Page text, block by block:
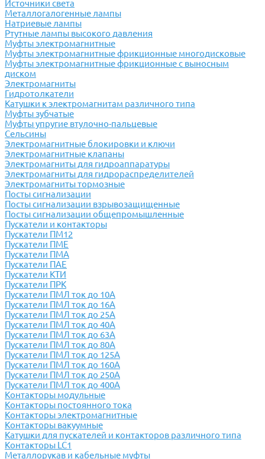
Источники света
Металлогалогенные лампы
Натриевые лампы
Ртутные лампы высокого давления
Муфты электромагнитные
Муфты электромагнитные фрикционные многодисковые
Муфты электромагнитные фрикционные с выносным
диском
Электромагниты
Гидротолкатели
Катушки к электромагнитам различного типа
Муфты зубчатые
Муфты упругие втулочно-пальцевые
Сельсины
Электромагнитные блокировки и ключи
Электромагнитные клапаны
Электромагниты для гидроаппаратуры
Электромагниты для гидрораспределителей
Электромагниты тормозные
Посты сигнализации
Посты сигнализации взрывозащищенные
Посты сигнализации общепромышленные
Пускатели и контакторы
Пускатели ПМ12
Пускатели ПМЕ
Пускатели ПМА
Пускатели ПАЕ
Пускатели КТИ
Пускатели ПРК
Пускатели ПМЛ ток до 10А
Пускатели ПМЛ ток до 16А
Пускатели ПМЛ ток до 25А
Пускатели ПМЛ ток до 40А
Пускатели ПМЛ ток до 63А
Пускатели ПМЛ ток до 80А
Пускатели ПМЛ ток до 125А
Пускатели ПМЛ ток до 160А
Пускатели ПМЛ ток до 250А
Пускатели ПМЛ ток до 400А
Контакторы модульные
Контакторы постоянного тока
Контакторы электромагнитные
Контакторы вакуумные
Катушки для пускателей и контакторов различного типа
Контакторы LC1
Металлорукав и кабельные муфты